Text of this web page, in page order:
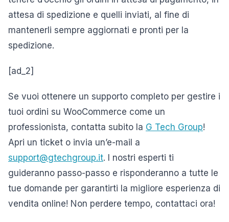
attesa di spedizione e quelli inviati, al fine di
mantenerli sempre aggiornati e pronti per la
spedizione.
[ad_2]
Se vuoi ottenere un supporto completo per gestire i
tuoi ordini su WooCommerce come un
professionista, contatta subito la G Tech Group!
Apri un ticket o invia un’e-mail a
support@gtechgroup.it. I nostri esperti ti
guideranno passo-passo e risponderanno a tutte le
tue domande per garantirti la migliore esperienza di
vendita online! Non perdere tempo, contattaci ora!